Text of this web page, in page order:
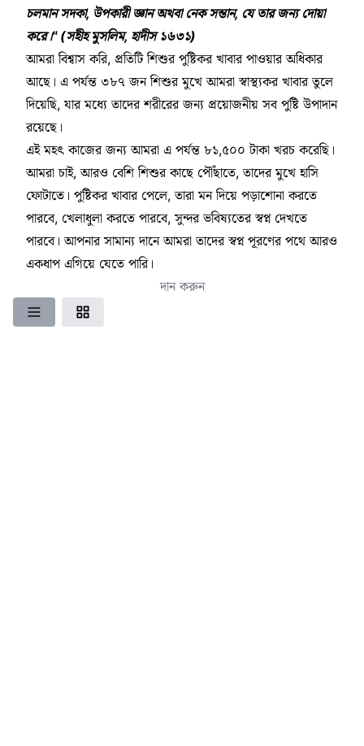
চলমান সদকা, উপকারী জ্ঞান অথবা নেক সন্তান, যে তার জন্য দোয়া
করে।" (সহীহ মুসলিম, হাদীস ১৬৩১)
আমরা বিশ্বাস করি, প্রতিটি শিশুর পুষ্টিকর খাবার পাওয়ার অধিকার
আছে। এ পর্যন্ত ৩৮৭ জন শিশুর মুখে আমরা স্বাস্থ্যকর খাবার তুলে
দিয়েছি, যার মধ্যে তাদের শরীরের জন্য প্রয়োজনীয় সব পুষ্টি উপাদান
রয়েছে।
এই মহৎ কাজের জন্য আমরা এ পর্যন্ত ৮১,৫০০ টাকা খরচ করেছি।
আমরা চাই, আরও বেশি শিশুর কাছে পৌঁছাতে, তাদের মুখে হাসি
ফোটাতে। পুষ্টিকর খাবার পেলে, তারা মন দিয়ে পড়াশোনা করতে
পারবে, খেলাধুলা করতে পারবে, সুন্দর ভবিষ্যতের স্বপ্ন দেখতে
পারবে। আপনার সামান্য দানে আমরা তাদের স্বপ্ন পূরণের পথে আরও
একধাপ এগিয়ে যেতে পারি।
দান করুন